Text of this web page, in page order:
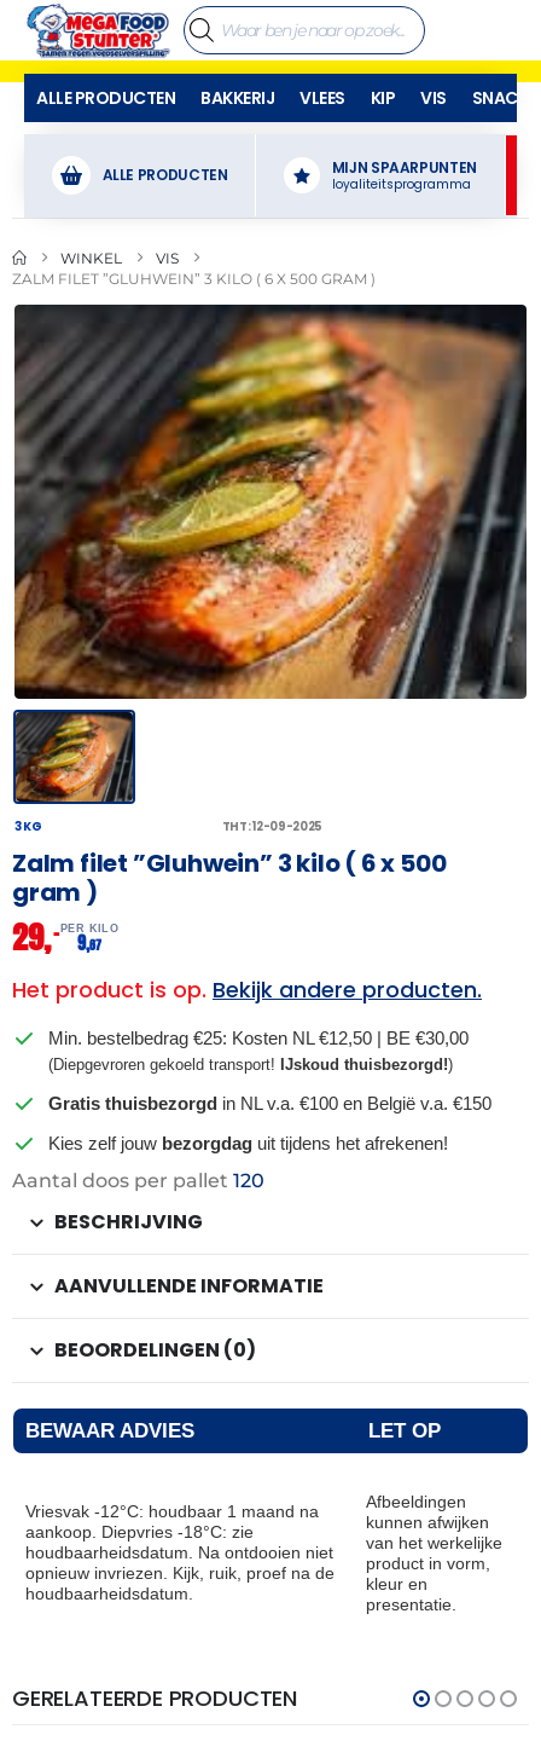
ALLE PRODUCTEN BAKKERIJ VLEES KIP VIS SNACKS
ALLE PRODUCTEN MIJN SPAARPUNTEN
loyaliteitsprogramma
WINKEL
VIS
ZALM FILET ”GLUHWEIN” 3 KILO ( 6 X 500 GRAM )
3 KG THT: 12-09-2025
Zalm filet ”Gluhwein” 3 kilo ( 6 x 500
gram )
29,– PER KILO
9,67
Het product is op. Bekijk andere producten.
Min. bestelbedrag €25: Kosten NL €12,50 | BE €30,00
(Diepgevroren gekoeld transport! IJskoud thuisbezorgd!)
Gratis thuisbezorgd in NL v.a. €100 en België v.a. €150
Kies zelf jouw bezorgdag uit tijdens het afrekenen!
Aantal doos per pallet 120
BESCHRIJVING
AANVULLENDE INFORMATIE
BEOORDELINGEN (0)
BEWAAR ADVIES LET OP
Vriesvak -12°C: houdbaar 1 maand na
aankoop. Diepvries -18°C: zie
houdbaarheidsdatum. Na ontdooien niet
opnieuw invriezen. Kijk, ruik, proef na de
houdbaarheidsdatum.
Afbeeldingen
kunnen afwijken
van het werkelijke
product in vorm,
kleur en
presentatie.
GERELATEERDE PRODUCTEN
THT:
24-